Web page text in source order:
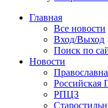
Главная
Все новости
Вход/Выход
Поиск по
Новости
Российская
РПЦЗ